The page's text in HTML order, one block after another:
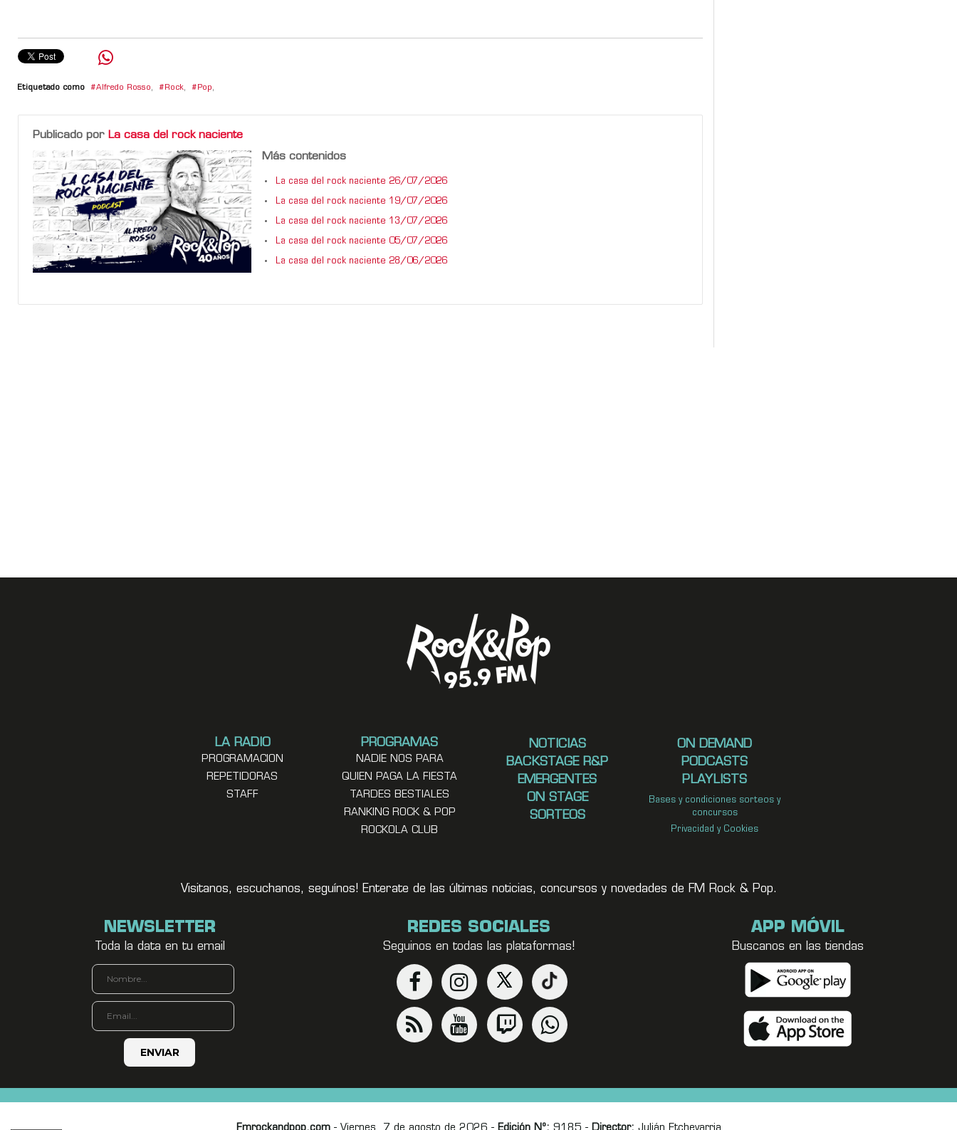
Etiquetado como Alfredo Rosso, Rock, Pop,
Publicado por La casa del rock naciente
Más contenidos
La casa del rock naciente 26/07/2026
La casa del rock naciente 19/07/2026
La casa del rock naciente 13/07/2026
La casa del rock naciente 05/07/2026
La casa del rock naciente 28/06/2026
LA RADIO
PROGRAMACION
REPETIDORAS
STAFF
PROGRAMAS
NADIE NOS PARA
QUIEN PAGA LA FIESTA
TARDES BESTIALES
RANKING ROCK & POP
ROCKOLA CLUB
NOTICIAS
BACKSTAGE R&P
EMERGENTES
ON STAGE
SORTEOS
ON DEMAND
PODCASTS
PLAYLISTS
Bases y condiciones sorteos y
concursos
Privacidad y Cookies
Visitanos, escuchanos, seguínos! Enterate de las últimas noticias, concursos y novedades de FM Rock & Pop.
NEWSLETTER
Toda la data en tu email
REDES SOCIALES
Seguinos en todas las plataformas!
APP MÓVIL
Buscanos en las tiendas